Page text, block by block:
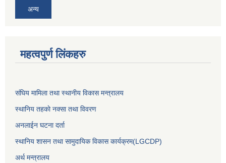
अन्य
महत्वपुर्ण लिंकहरु
संघिय मामिला तथा स्थानीय विकास मन्त्रालय
स्थानिय तहकाे नक्सा तथा विवरण
अनलाईन घटना दर्ता
स्थानिय शासन तथा सामुदायिक विकास कार्यक्रम(LGCDP)
अर्थ मन्त्रालय